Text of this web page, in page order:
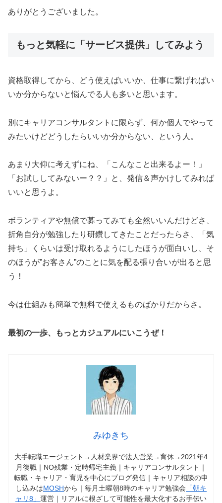
ありがとうございました。
もっと気軽に「サービス提供」してみよう
資格取得してから、どう使えばいいか、仕事に繋げればい
いか分からないと悩んでる人も多いと思います。
別にキャリアコンサルタントに限らず、何か個人でやって
みたいけどどうしたらいいか分からない、という人。
あまり大仰に考えずにね、「こんなこと出来るよー！」
「お試ししてみないー？？」と、発信＆声かけしてみれば
いいと思うよ。
ボランティアや無償で募ってみても全然いいんだけどさ、
折角自分が勉強したり研鑽してきたことだったらさ、「気
持ち」くらいは受け取れるようにしたほうが面白いし、そ
のほうが”お客さん”のことに気を配る張り合いが出ると思
う！
今は仕組みも簡単で無料で使えるものばかりだからさ。
最初の一歩、もっとカジュアルにいこうぜ！
みゆきち
大手転職エージェント→人材業界で法人営業→育休→2021年4
月復職｜NO残業・定時帰宅主義｜キャリアコンサルタント｜
転職・キャリア・育児を中心にブログ発信｜キャリア相談の申
し込みはMOSHから｜毎月土曜朝8時のキャリア勉強会 「朝キ
ャリ8」 運営｜リアルに根ざして可能性を最大化するお手伝い